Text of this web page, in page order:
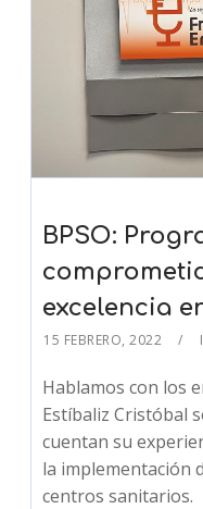
BPSO:
excelencia
15 FEBRERO, 2022
Hablamos con los
Estíbaliz Cristóbal
cuentan su
la implementación
centros sanitarios.